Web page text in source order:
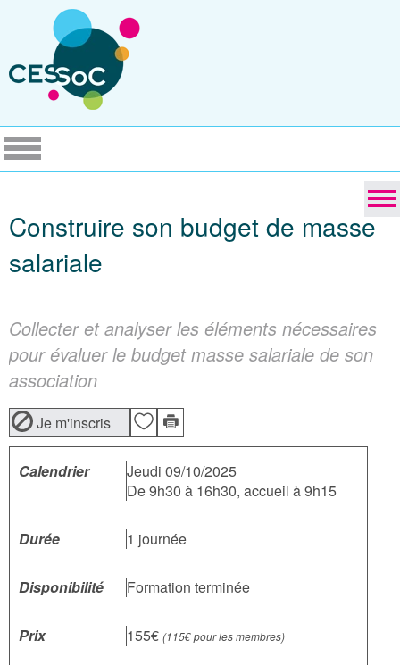
Construire son budget de masse
salariale
Collecter et analyser les éléments nécessaires
pour évaluer le budget masse salariale de son
association
Je m'inscris
Calendrier
Jeudi 09/10/2025
De 9h30 à 16h30, accueil à 9h15
Durée 1 journée
Disponibilité Formation terminée
Prix 155€ (115€ pour les membres)